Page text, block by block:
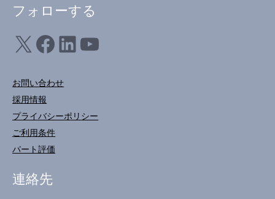
フォローする
X フェイスブックLinkedIn ユーチューブ
お問い合わせ
採用情報
プライバシーポリシー
ご利用条件
パート評価
連絡先